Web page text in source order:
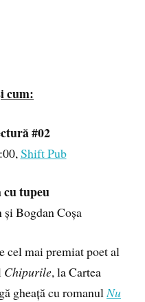
cum:
#02
Shift Pub
tupeu
Bogdan Coșa
cel mai premiat poet al
Chipurile, la Cartea
gheață cu romanulNu